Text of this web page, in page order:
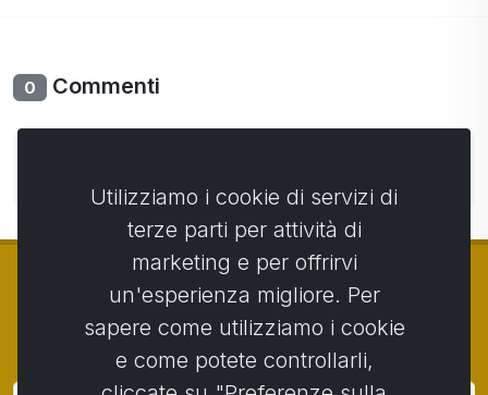
0 Commenti
© Copyright 2014 - 2026 Activstar
Utilizziamo i cookie di servizi di
terze parti per attività di
marketing e per offrirvi
un'esperienza migliore. Per
sapere come utilizziamo i cookie
e come potete controllarli,